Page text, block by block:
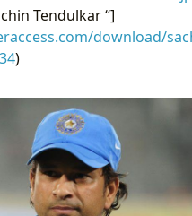
Tendulkar “]
download/
)